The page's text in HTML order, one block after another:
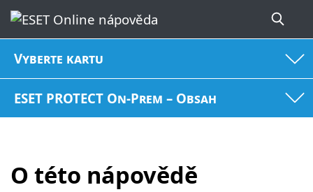
Vyberte kartu
ESET PROTECT On-Prem – Obsah
O této nápovědě